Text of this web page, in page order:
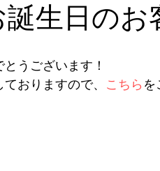
生日のお
うございます！
おりますので、 こちら を